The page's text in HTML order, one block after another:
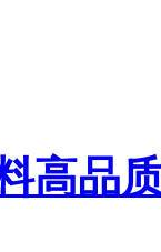
高品